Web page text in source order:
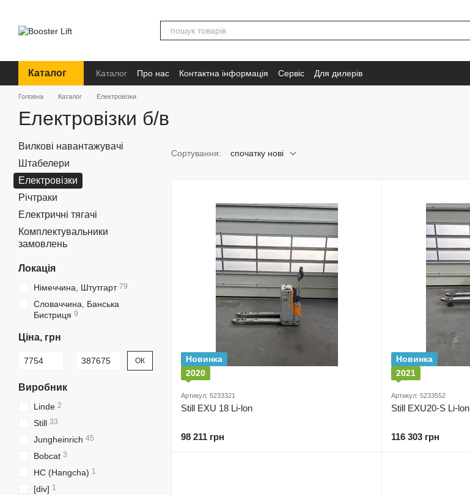
Каталог Каталог Про нас Контактна інформація Сервіс
Для дилерів
Бренди
Інформація
Головна Каталог Електровізки
Електровізки б/в
Сортування: спочатку нові
Новинка
2020
Артикул: 5233321
Still EXU 18 Li-lon
98 211 грн
Новинка
2021
Артикул: 5233552
Still EXU20-S Li-lon
116 303 грн
Вилкові навантажувачі
Штабелери
Електровізки
Річтраки
Електричні тягачі
Комплектувальники
замовлень
Локація
Німеччина, Штутгарт 79
Словаччина, Банська
Бистриця 9
Ціна, грн
Від Ціна, грн
До Ціна, грн ОК
Виробник
Linde 2
Still 33
Jungheinrich 45
Bobcat 3
HC (Hangcha) 1
[div] 1